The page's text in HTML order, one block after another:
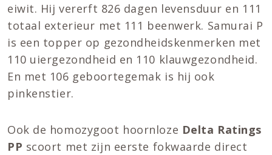
eiwit. Hij vererft 826 dagen levensduur en 111
totaal exterieur met 111 beenwerk. Samurai P
is een topper op gezondheidskenmerken met
110 uiergezondheid en 110 klauwgezondheid.
En met 106 geboortegemak is hij ook
pinkenstier.
Ook de homozygoot hoornloze Delta Ratings
PP scoort met zijn eerste fokwaarde direct